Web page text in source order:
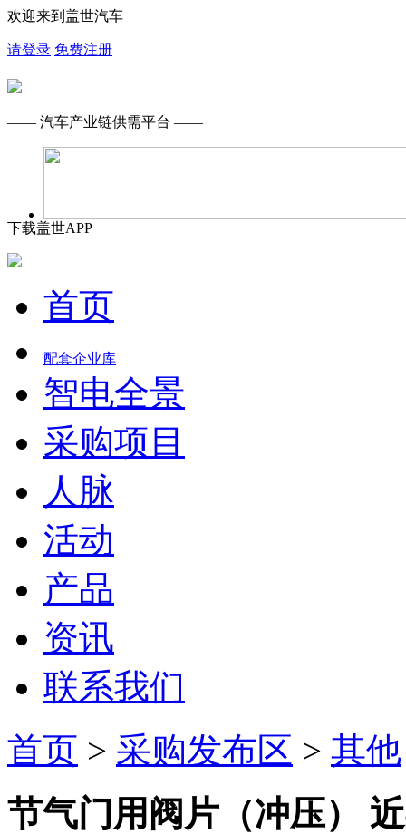
欢迎来到盖世汽车
请登录 免费注册
—— 汽车产业链供需平台 ——
下载盖世APP
首页
配套企业库
智电全景
采购项目
人脉
活动
产品
资讯
联系我们
首页 > 采购发布区 > 其他
节气门用阀片（冲压）